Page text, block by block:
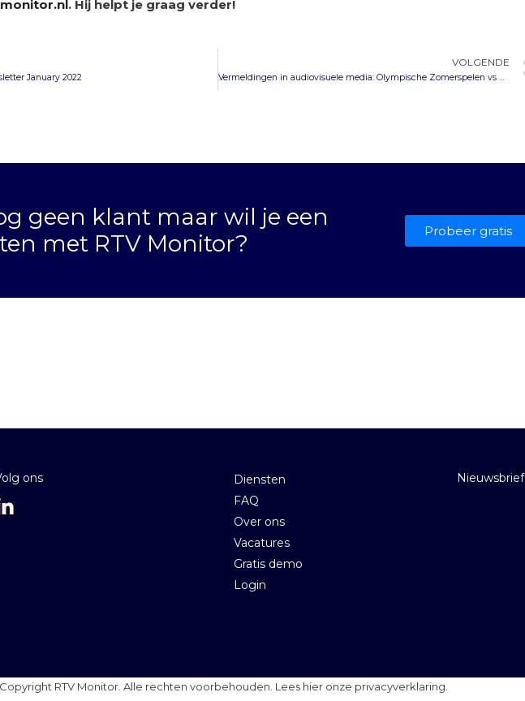
. Hij helpt je graag verder!
January 2022
VOLGENDE
Vermeldingen in audiovisuele media: Olympische Zomerspelen vs Winterspelen
geen klant maar wil je een
met RTV Monitor?
Probeer gratis
ons
Diensten
FAQ
Over ons
Vacatures
Gratis demo
Login
Nieuwsbrief
RTV Monitor. Alle rechten voorbehouden. Lees hier onze privacyverklaring